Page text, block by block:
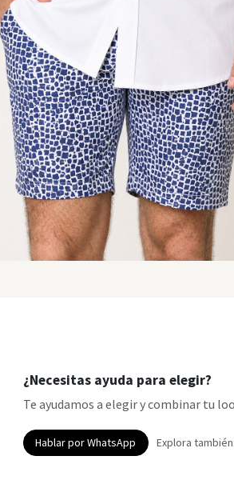
¿Necesitas ayuda para elegir?
Te ayudamos a elegir y combinar tu
Hablar por WhatsApp Explora también: